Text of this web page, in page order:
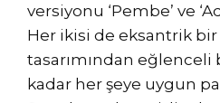
versiyonu ‘Pembe’ ve
Her ikisi de eksantrik bir
tasarımından eğlenceli
kadar her şeye uygun